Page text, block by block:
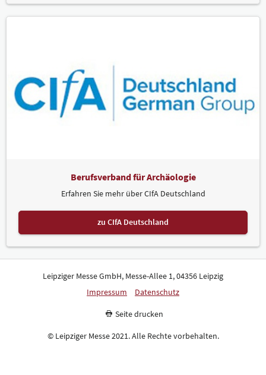
Berufsverband für Archäologie
Erfahren Sie mehr über CIfA Deutschland
zu CIfA Deutschland
Leipziger Messe GmbH, Messe-Allee 1, 04356 Leipzig
Impressum
Datenschutz
Seite drucken
© Leipziger Messe 2021. Alle Rechte vorbehalten.